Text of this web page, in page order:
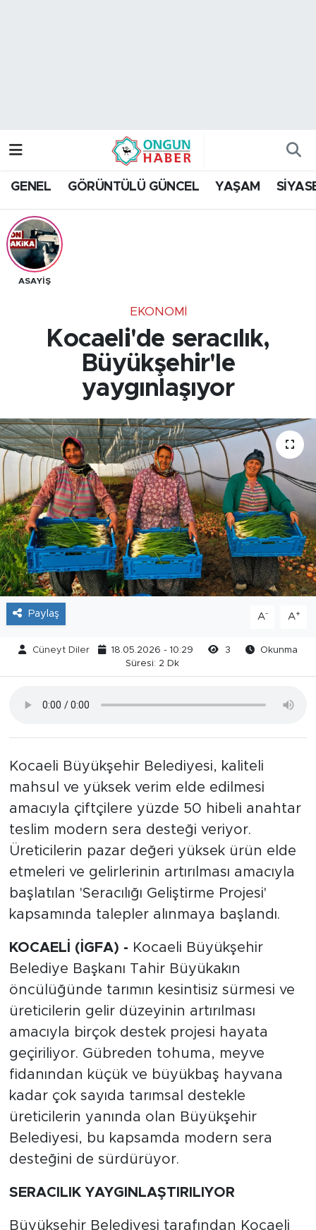
GENEL GÖRÜNTÜLÜ GÜNCEL YAŞAM
ASAYİŞ
EKONOMİ
Kocaeli'de seracılık,
Büyükşehir'le
yaygınlaşıyor
Paylaş A- A+
Cüneyt Diler 18.05.2026 - 10:29 3
Okunma
Süresi: 2 Dk
Kocaeli Büyükşehir Belediyesi, kaliteli
mahsul ve yüksek verim elde edilmesi
amacıyla çiftçilere yüzde 50 hibeli anahtar
teslim modern sera desteği veriyor.
Üreticilerin pazar değeri yüksek ürün elde
etmeleri ve gelirlerinin artırılması amacıyla
başlatılan 'Seracılığı Geliştirme Projesi'
kapsamında talepler alınmaya başlandı.
KOCAELİ (İGFA) - Kocaeli Büyükşehir
Belediye Başkanı Tahir Büyükakın
öncülüğünde tarımın kesintisiz sürmesi ve
üreticilerin gelir düzeyinin artırılması
amacıyla birçok destek projesi hayata
geçiriliyor. Gübreden tohuma, meyve
fidanından küçük ve büyükbaş hayvana
kadar çok sayıda tarımsal destekle
üreticilerin yanında olan Büyükşehir
Belediyesi, bu kapsamda modern sera
desteğini de sürdürüyor.
SERACILIK YAYGINLAŞTIRILIYOR
Büyükşehir Belediyesi tarafından Kocaeli
Trafik Durumu
Tüm Manşetler
Son Dakika Haberleri